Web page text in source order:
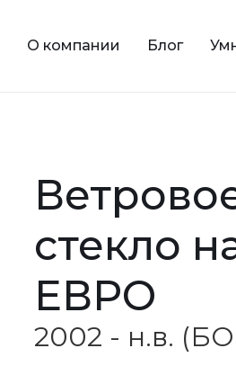
О компании Блог
ветровое прозрачное
стекло
ЕВРО
2002 - н.в.